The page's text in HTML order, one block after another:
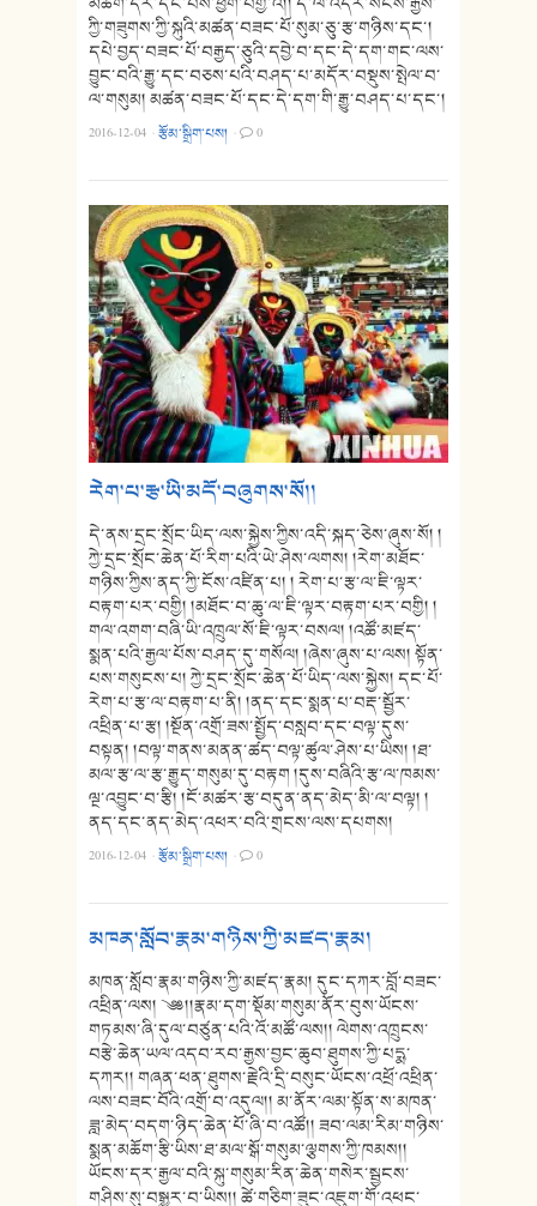
ཀྱི་གཟུགས་ཀྱི་སྐུའི་མཚན་བཟང་པོ་སུམ་ཅུ་རྩ་གཉིས་དང་།
དཔེ་བྱད་བཟང་པོ་བརྒྱད་ཅུའི་དབྱེ་བ་དང་དེ་དག་གང་ལས་
བྱུང་བའི་རྒྱུ་དང་བཅས་པའི་བཤད་པ་མདོར་བསྡུས་སྤེལ་བ་
ལ་གསུམ། མཚན་བཟང་པོ་དང་དེ་དག་གི་རྒྱུ་བཤད་པ་དང་།
2016-12-04 ·རྩོམ་སྒྲིག་པས། · 0
རེག་པ་རྩ་ཡི་མདོ་བཞུགས་སོ།།
དེ་ནས་དྲང་སྲོང་ཡིད་ལས་སྐྱེས་ཀྱིས་འདི་སྐད་ཅེས་ཞུས་སོ། །
ཀྱེ་དྲང་སྲོང་ཆེན་པོ་རིག་པའི་ཡེ་ཤེས་ལགས། །རེག་མཐོང་
གཉིས་ཀྱིས་ནད་ཀྱི་ངོས་འཛིན་པ། ། རེག་པ་རྩ་ལ་ཇི་ལྟར་
བརྟག་པར་བགྱི། །མཐོང་བ་ཆུ་ལ་ཇི་ལྟར་བརྟག་པར་བགྱི། །
གལ་འགག་བཞི་ཡི་འཁྲུལ་སོ་ཇི་ལྟར་བསལ། །འཚོ་མཛད་
སྨན་པའི་རྒྱལ་པོས་བཤད་དུ་གསོལ། །ཞེས་ཞུས་པ་ལས། སྟོན་
པས་གསུངས་པ། ཀྱེ་དྲང་སྲོང་ཆེན་པོ་ཡིད་ལས་སྐྱེས། དང་པོ་
རེག་པ་རྩ་ལ་བརྟག་པ་ནི། །ནད་དང་སྨན་པ་བརྡ་སྦྱོར་
འཕྲིན་པ་རྩ། །སྔོན་འགྲོ་ཟས་སྤྱོད་བསླབ་དང་བལྟ་དུས་
བསྟན། །བལྟ་གནས་མནན་ཚད་བལྟ་ཚུལ་ཤེས་པ་ཡིས། །ཐ་
མལ་རྩ་ལ་རྩ་རྒྱུད་གསུམ་དུ་བརྟག །དུས་བཞིའི་རྩ་ལ་ཁམས་
ལྔ་འབྱུང་བ་རྩི། །ངོ་མཚར་རྩ་བདུན་ནད་མེད་མི་ལ་བལྟ། །
ནད་དང་ནད་མེད་འཕར་བའི་གྲངས་ལས་དཔགས།
2016-12-04 ·རྩོམ་སྒྲིག་པས། · 0
མཁན་སློབ་རྣམ་གཉིས་ཀྱི་མཛད་རྣམ།
མཁན་སློབ་རྣམ་གཉིས་ཀྱི་མཛད་རྣམ། དུང་དཀར་བློ་བཟང་
འཕྲིན་ལས། ༄༅།།རྣམ་དག་སྡོམ་གསུམ་ནོར་བུས་ཡོངས་
གཏམས་ཞི་དུལ་བཙུན་པའི་འོ་མཚོ་ལས།། ལེགས་འཁྲུངས་
བརྩེ་ཆེན་ཡལ་འདབ་རབ་རྒྱས་བྱང་ཆུབ་ཐུགས་ཀྱི་པདྨ་
དཀར།། གཞན་ཕན་ཐུགས་རྗེའི་དྲི་བསུང་ཡོངས་འཕྲོ་འཕྲིན་
ལས་བཟང་བོའི་འགྲོ་བ་འདུལ།། མ་ནོར་ལམ་སྟོན་ས་མཁན་
ཟླ་མེད་བདག་ཉིད་ཆེན་པོ་ཞི་བ་འཚོ།། ཟབ་ལམ་རིམ་གཉིས་
སྨན་མཆོག་རྩི་ཡིས་ཐ་མལ་སྒོ་གསུམ་ལྕགས་ཀྱི་ཁམས།།
ཡོངས་དར་རྒྱལ་བའི་སྐུ་གསུམ་རིན་ཆེན་གསེར་སྦྱངས་
གཤིས་སུ་བསྒྱུར་བ་ཡིས།། ཚེ་གཅིག་ཟུང་འཇུག་གོ་འཕང་